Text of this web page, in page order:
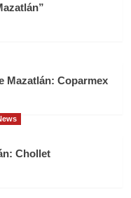
Mazatlán: Coparmex
Chollet